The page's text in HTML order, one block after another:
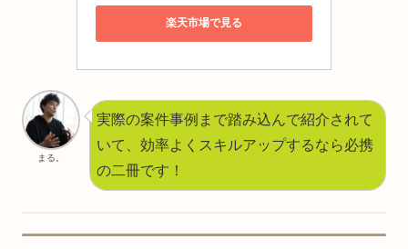
楽天市場で見る
まる。
実際の案件事例まで踏み込んで紹介されて
いて、効率よくスキルアップするなら必携
の二冊です！